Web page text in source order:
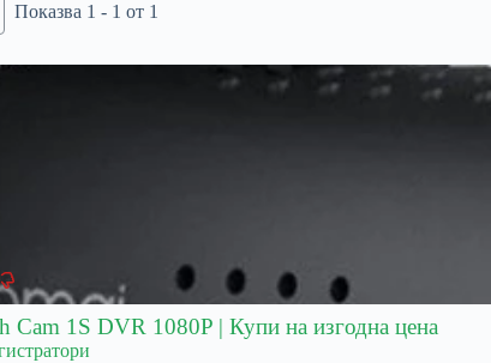
Показва 1 - 1 от 1
Cam 1S DVR 1080P | Купи на изгодна цена